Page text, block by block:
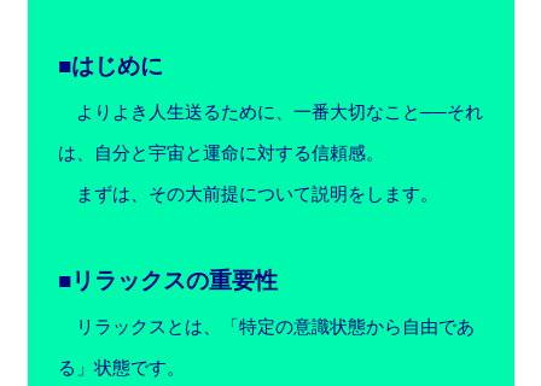
■はじめに
よりよき人生送るために、一番大切なこと──それ
は、自分と宇宙と運命に対する信頼感。
まずは、その大前提について説明をします。
■リラックスの重要性
リラックスとは、「特定の意識状態から自由であ
る」状態です。